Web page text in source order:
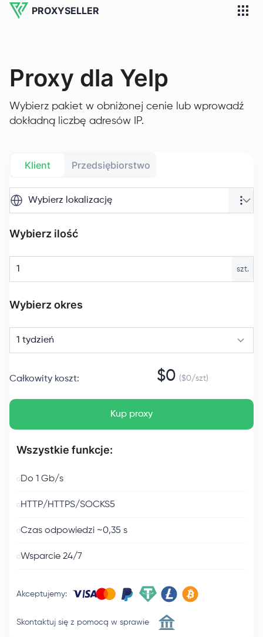
PROXYSELLER
Proxy dla Yelp
Wybierz pakiet w obniżonej cenie lub wprowadź
dokładną liczbę adresów IP.
Klient Przedsiębiorstwo
Wybierz lokalizację
Wybierz ilość
szt.
Wybierz okres
1 tydzień
Całkowity koszt: $0 ($0/szt)
Kup proxy
Wszystkie funkcje:
Do 1 Gb/s
HTTP/HTTPS/SOCKS5
Czas odpowiedzi ~0,35 s
Wsparcie 24/7
Akceptujemy:
Skontaktuj się z pomocą w sprawie